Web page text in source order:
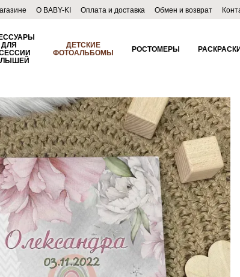
О BABY-KI Оплата и доставка Обмен и возврат
публичной оферты Блог
ДЛЯ
ДЕТСКИЕ
ФОТОАЛЬБОМЫ
РОСТОМЕРЫ